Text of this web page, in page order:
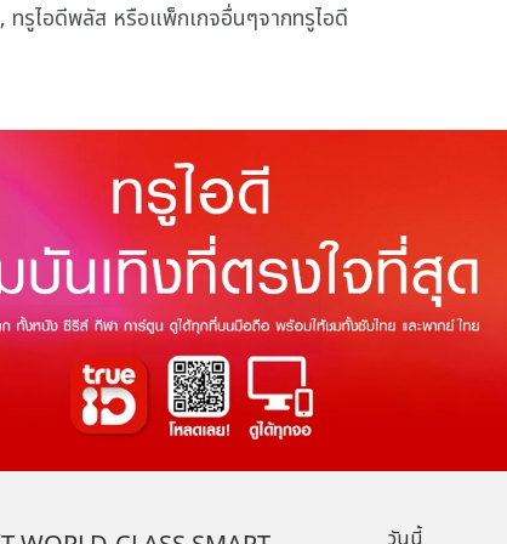
รูไอดีพลัส หรือแพ็กเกจอื่นๆจากทรูไอดี